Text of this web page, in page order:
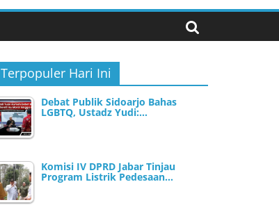
Terpopuler Hari Ini
Debat Publik Sidoarjo Bahas
LGBTQ, Ustadz Yudi:…
Komisi IV DPRD Jabar Tinjau
Program Listrik Pedesaan…